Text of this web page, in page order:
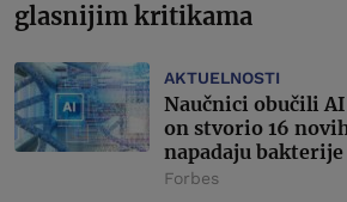
glasnijim kritikama
AKTUELNOSTI
Naučnici obučili
on stvorio 16
napadaju bakterije
Forbes